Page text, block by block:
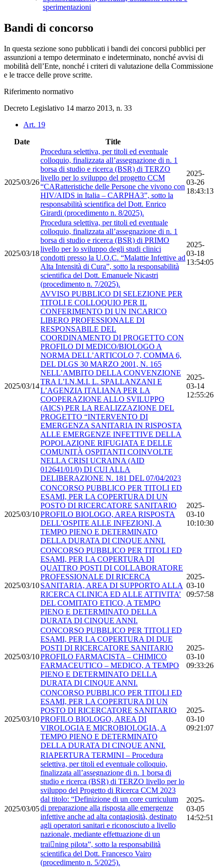
sperimentazioni
Bandi di concorso
In questa sezione sono pubblicati i bandi dei concorsi pubblici per
assunzioni a tempo determinato e indeterminato, nonché avvisi di
mobilità dell’Ente, nonché i criteri di valutazione della Commissione
e le tracce delle prove scritte.
Riferimento normativo
Decreto Legislativo 14 marzo 2013, n. 33
Art. 19
Date Title
2025/03/26
Procedura selettiva, per titoli ed eventuale
colloquio, finalizzata all’assegnazione di n. 1
borsa di studio e ricerca (BSR) di TERZO
livello per lo sviluppo del progetto CCM
“CARatteristiche delle Persone che vivono con
HIV/AIDS in Italia – CARPHA3”, sotto la
responsabilità scientifica del Dott. Enrico
Girardi (procedimento n. 8/2025).
2025-
03-26
18:43:13
2025/03/18
Procedura selettiva, per titoli ed eventuale
colloquio, finalizzata all’assegnazione di n. 1
borsa di studio e ricerca (BSR) di PRIMO
livello per lo sviluppo degli studi clinici
condotti presso la U.O.C. “Malattie Infettive ad
Alta Intensità di Cura”, sotto la responsabilità
scientifica del Dott. Emanuele Nicastri
(procedimento n. 7/2025).
2025-
03-18
13:54:05
2025/03/14
AVVISO PUBBLICO DI SELEZIONE PER
TITOLI E COLLOQUIO PER IL
CONFERIMENTO DI UN INCARICO
LIBERO PROFESSIONALE DI
RESPONSABILE DEL
COORDINAMENTO DI PROGETTO CON
PROFILO DI MEDICO/BIOLOGO A
NORMA DELL’ARTICOLO 7, COMMA 6,
DEL DLGS 30 MARZO 2001, N. 165
NELL’AMBITO DELLA CONVENZIONE
TRA L’I.N.M.I. L. SPALLANZANI E
L’AGENZIA ITALIANA PER LA
COOPERAZIONE ALLO SVILUPPO
(AICS) PER LA REALIZZAZIONE DEL
PROGETTO “INTERVENTO DI
EMERGENZA SANITARIA IN RISPOSTA
ALLE EMERGENZE INFETTIVE DELLA
POPOLAZIONE RIFUGIATA E DELLE
COMUNITÀ OSPITANTI COINVOLTE
NELLA CRISI UCRAINA (AID
012641/01/0) DI CUI ALLA
DELIBERAZIONE N. 181 DEL 07/04/2023
2025-
03-14
12:55:26
2025/03/10
CONCORSO PUBBLICO PER TITOLI ED
ESAMI, PER LA COPERTURA DI UN
POSTO DI RICERCATORE SANITARIO
PROFILO BIOLOGO, AREA RISPOSTA
DELL’OSPITE ALLE INFEZIONI, A
TEMPO PIENO E DETERMINATO
DELLA DURATA DI CINQUE ANNI.
2025-
03-10
10:10:30
2025/03/10
CONCORSO PUBBLICO PER TITOLI ED
ESAMI, PER LA COPERTURA DI
QUATTRO POSTI DI COLLABORATORE
PROFESSIONALE DI RICERCA
SANITARIA, AREA DI SUPPORTO ALLA
RICERCA CLINICA ED ALLE ATTIVITA’
DEL COMITATO ETICO, A TEMPO
PIENO E DETERMINATO DELLA
DURATA DI CINQUE ANNI.
2025-
03-10
09:57:58
2025/03/10
CONCORSO PUBBLICO PER TITOLI ED
ESAMI, PER LA COPERTURA DI DUE
POSTI DI RICERCATORE SANITARIO
PROFILO FARMACISTA – CHIMICO
FARMACEUTICO – MEDICO, A TEMPO
PIENO E DETERMINATO DELLA
DURATA DI CINQUE ANNI.
2025-
03-10
09:33:26
2025/03/10
CONCORSO PUBBLICO PER TITOLI ED
ESAMI, PER LA COPERTURA DI UN
POSTO DI RICERCATORE SANITARIO
PROFILO BIOLOGO, AREA DI
VIROLOGIA E MICROBIOLOGIA, A
TEMPO PIENO E DETERMINATO
DELLA DURATA DI CINQUE ANNI.
2025-
03-10
09:21:07
2025/03/05
RIAPERTURA TERMINI – Procedura
selettiva, per titoli ed eventuale colloquio,
finalizzata all’assegnazione di n. 1 borsa di
studio e ricerca (BSR) di TERZO livello per lo
sviluppo del Progetto di Ricerca CCM 2023
dal titolo: “Definizione di un core curriculum
di preparazione alla risposta alle emergenze
infettive anche ad alta contagiosità, destinato
agli operatori sanitari e riconosciuto a livello
nazionale, mediante effettuazione di un
trai￾ning pilota”, sotto la responsabilità
scientifica del Dott. Francesco Vairo
(procedimento n. 5/2025).
2025-
03-05
14:52:51